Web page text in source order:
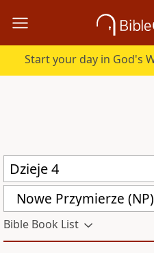
Nowe Przymierze (NP)
Bible Book List